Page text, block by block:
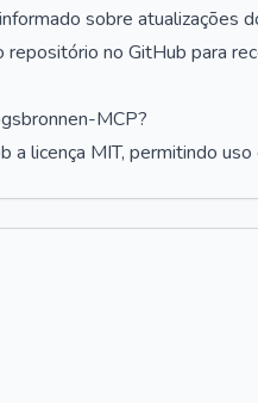
sobre atualizações
no GitHub para
MCP?
a licença MIT, permitindo